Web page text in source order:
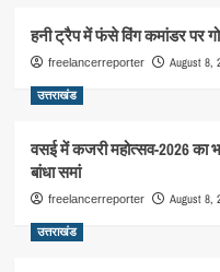
हनी ट्रैप में फंसे विंग कमांडर पर
freelancerreporter August 8,
उत्तराखंड
वसई में कजरी महोत्सव-2026 का
बांधा समां
freelancerreporter August 8,
उत्तराखंड